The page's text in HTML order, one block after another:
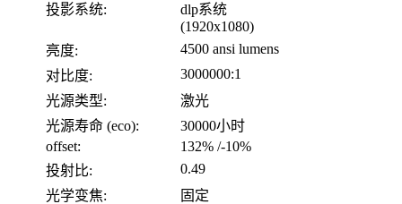
投影系统:
dlp系统
(1920x1080)
亮度:
4500 ansi lumens
对比度:
3000000:1
光源类型:
激光
光源寿命 (eco):
30000小时
offset:
132% /-10%
投射比:
0.49
光学变焦:
固定